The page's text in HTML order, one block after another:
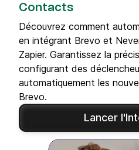
Contacts
Découvrez comment
en intégrant Brevo et
Zapier. Garantissez la
configurant des
automatiquement les
Brevo.
Lancer